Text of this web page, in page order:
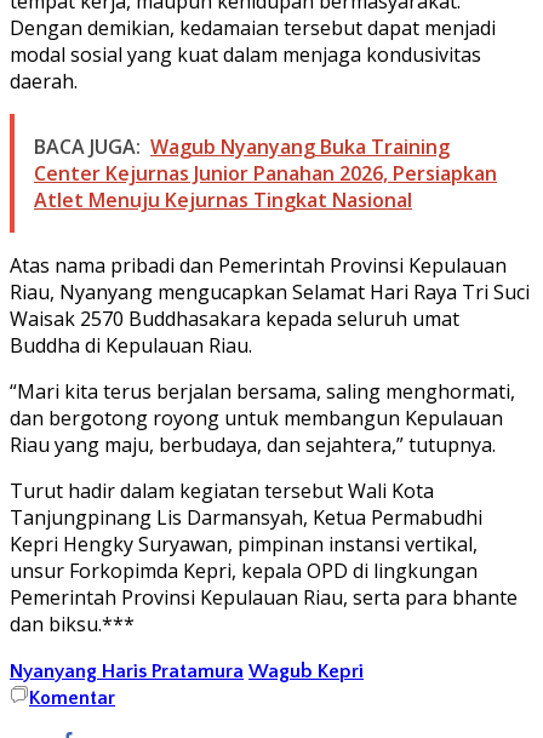
Dengan demikian, kedamaian tersebut dapat menjadi
modal sosial yang kuat dalam menjaga kondusivitas
daerah.
BACA JUGA: Wagub Nyanyang Buka Training
Center Kejurnas Junior Panahan 2026, Persiapkan
Atlet Menuju Kejurnas Tingkat Nasional
Atas nama pribadi dan Pemerintah Provinsi Kepulauan
Riau, Nyanyang mengucapkan Selamat Hari Raya Tri Suci
Waisak 2570 Buddhasakara kepada seluruh umat
Buddha di Kepulauan Riau.
“Mari kita terus berjalan bersama, saling menghormati,
dan bergotong royong untuk membangun Kepulauan
Riau yang maju, berbudaya, dan sejahtera,” tutupnya.
Turut hadir dalam kegiatan tersebut Wali Kota
Tanjungpinang Lis Darmansyah, Ketua Permabudhi
Kepri Hengky Suryawan, pimpinan instansi vertikal,
unsur Forkopimda Kepri, kepala OPD di lingkungan
Pemerintah Provinsi Kepulauan Riau, serta para bhante
dan biksu.***
Nyanyang Haris Pratamura Wagub Kepri
Komentar